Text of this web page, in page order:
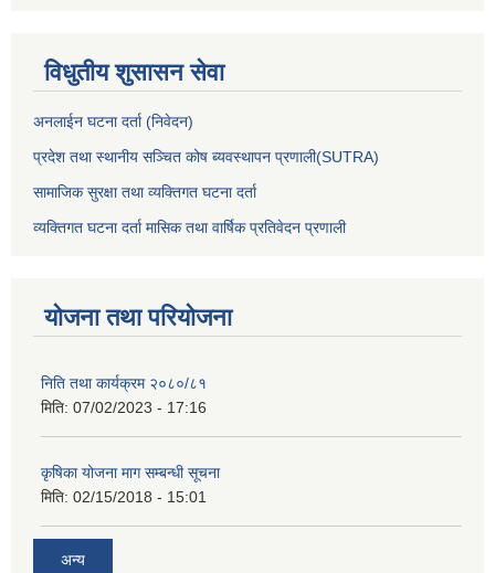
विधुतीय शुसासन सेवा
अनलाईन घटना दर्ता (निवेदन)
प्रदेश तथा स्थानीय सञ्चित कोष ब्यवस्थापन प्रणाली(SUTRA)
सामाजिक सुरक्षा तथा व्यक्तिगत घटना दर्ता
व्यक्तिगत घटना दर्ता मासिक तथा वार्षिक प्रतिवेदन प्रणाली
योजना तथा परियोजना
निति तथा कार्यक्रम २०८०/८१
मिति: 07/02/2023 - 17:16
कृषिका योजना माग सम्बन्धी सूचना
मिति: 02/15/2018 - 15:01
अन्य